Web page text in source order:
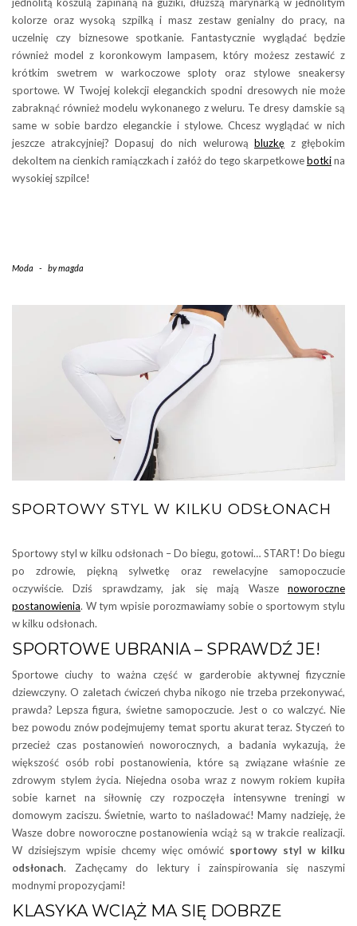
kolorze oraz wysoką szpilką i masz zestaw genialny do pracy, na
uczelnię czy biznesowe spotkanie. Fantastycznie wyglądać będzie
również model z koronkowym lampasem, który możesz zestawić z
krótkim swetrem w warkoczowe sploty oraz stylowe sneakersy
sportowe. W Twojej kolekcji eleganckich spodni dresowych nie może
zabraknąć również modelu wykonanego z weluru. Te dresy damskie są
same w sobie bardzo eleganckie i stylowe. Chcesz wyglądać w nich
jeszcze atrakcyjniej? Dopasuj do nich welurową bluzkę z głębokim
dekoltem na cienkich ramiączkach i załóż do tego skarpetkowebotkina
wysokiej szpilce!
Moda - bymagda
SPORTOWY STYL W KILKU ODSŁONACH
Sportowy styl w kilku odsłonach – Do biegu, gotowi… START! Do biegu
po zdrowie, piękną sylwetkę oraz rewelacyjne samopoczucie
oczywiście. Dziś sprawdzamy, jak się mają Wasze noworoczne
postanowienia. W tym wpisie porozmawiamy sobie o sportowym stylu
w kilku odsłonach.
SPORTOWE UBRANIA – SPRAWDŹ JE!
Sportowe ciuchy to ważna część w garderobie aktywnej fizycznie
dziewczyny. O zaletach ćwiczeń chyba nikogo nie trzeba przekonywać,
prawda? Lepsza figura, świetne samopoczucie. Jest o co walczyć. Nie
bez powodu znów podejmujemy temat sportu akurat teraz. Styczeń to
przecież czas postanowień noworocznych, a badania wykazują, że
większość osób robi postanowienia, które są związane właśnie ze
zdrowym stylem życia. Niejedna osoba wraz z nowym rokiem kupiła
sobie karnet na siłownię czy rozpoczęła intensywne treningi w
domowym zaciszu. Świetnie, warto to naśladować! Mamy nadzieję, że
Wasze dobre noworoczne postanowienia wciąż są w trakcie realizacji.
W dzisiejszym wpisie chcemy więc omówić sportowy styl w kilku
odsłonach. Zachęcamy do lektury i zainspirowania się naszymi
modnymi propozycjami!
KLASYKA WCIĄŻ MA SIĘ DOBRZE